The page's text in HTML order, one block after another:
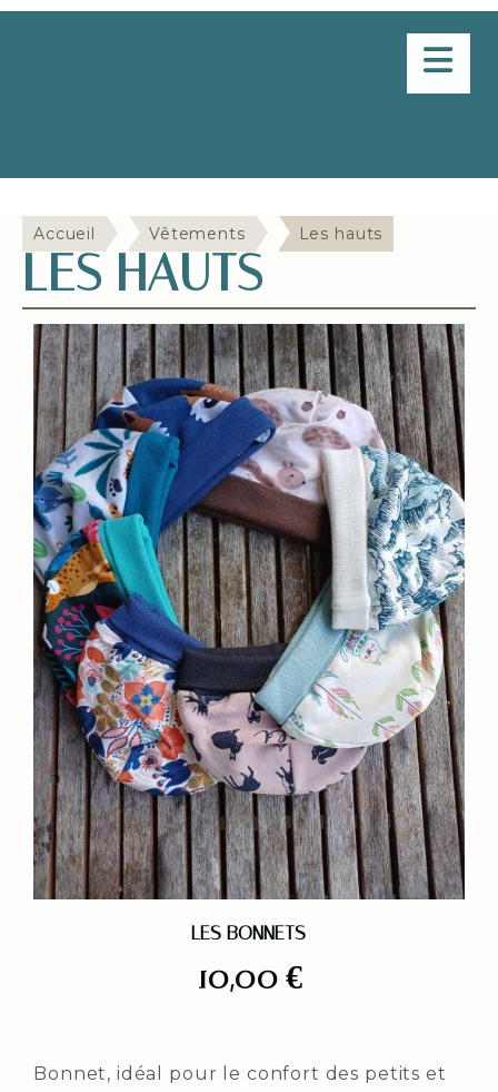
Accueil Vêtements Les hauts
LES HAUTS
LES BONNETS
10,00€
Bonnet, idéal pour le confort des petits et
Panneau de gestion des cookies